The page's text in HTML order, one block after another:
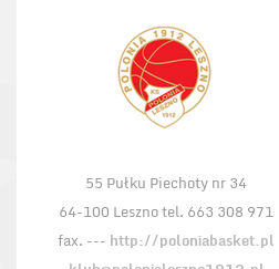
55 Pułku Piechoty nr 34
64-100 Leszno tel. 663 308 971
fax. --- http://poloniabasket.pl